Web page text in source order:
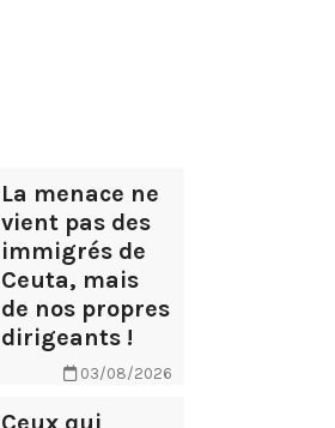
La menace ne
vient pas des
immigrés de
Ceuta, mais
de nos propres
dirigeants !
03/08/2026
Ceux qui